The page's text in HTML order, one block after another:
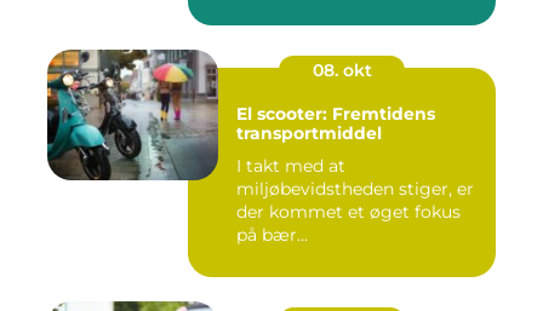
08. okt
El scooter: Fremtidens
transportmiddel
I takt med at
miljøbevidstheden stiger, er
der kommet et øget fokus
på bær...